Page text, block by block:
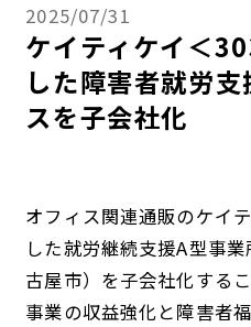
2025/07/31
ケイティケイ＜
した障害者就労
スを子会社化
オフィス関連通販のケイ
した就労継続支援A型事
古屋市）を子会社化する
事業の収益強化と障害者